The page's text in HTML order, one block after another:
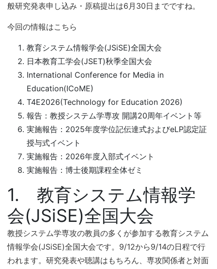
般研究発表申し込み・原稿提出は6月30日までですね。
今回の情報はこちら
教育システム情報学会(JSiSE)全国大会
日本教育工学会(JSET)秋季全国大会
International Conference for Media in
Education(ICoME)
T4E2026(Technology for Education 2026)
報告：教授システム学専攻 開講20周年イベント等
実施報告：2025年度学位記伝達式およびeLP認定証
授与式イベント
実施報告：2026年度入部式イベント
実施報告：博士後期課程全体ゼミ
1. 教育システム情報学
会(JSiSE)全国大会
教授システム学専攻の教員の多くが参加する教育システム
情報学会(JSiSE)全国大会です。9/12から9/14の日程で行
われます。研究発表や聴講はもちろん、専攻関係者と対面